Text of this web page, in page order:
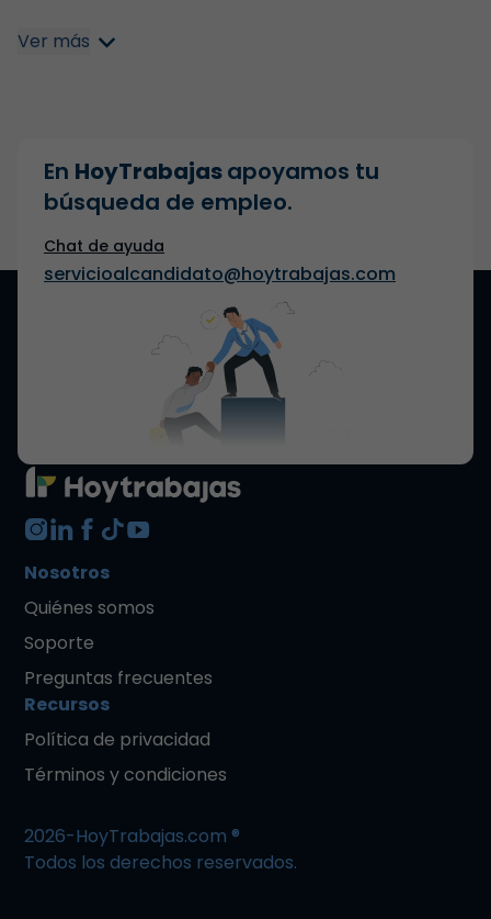
Ver más
En HoyTrabajasapoyamos tu
búsqueda de empleo.
Chat de ayuda
servicioalcandidato@hoytrabajas.com
Nosotros
Quiénes somos
Soporte
Preguntas frecuentes
Recursos
Política de privacidad
Términos y condiciones
2026-HoyTrabajas.com ®
Todos los derechos reservados.